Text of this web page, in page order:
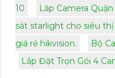
10
Lăp Camera
sát starlight cho siêu thị
giá rẻ hikvision.
Bộ
Lắp Đặt Trọn Gói 4